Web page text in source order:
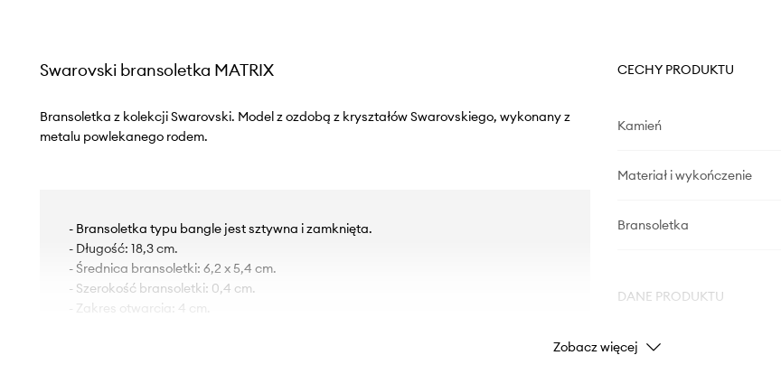
Swarovski bransoletka MATRIX
Bransoletka z kolekcji Swarovski. Model z ozdobą z kryształów Swarovskiego, wykonany z
metalu powlekanego rodem.
- Bransoletka typu bangle jest sztywna i zamknięta.
- Długość: 18,3 cm.
- Średnica bransoletki: 6,2 x 5,4 cm.
- Szerokość bransoletki: 0,4 cm.
- Zakres otwarcia: 4 cm.
CECHY PRODUKTU
Kamień
Materiał i wykończenie
Bransoletka
DANE PRODUKTU
Kod producenta
Zobacz więcej